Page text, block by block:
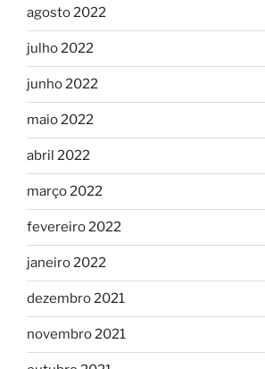
agosto 2022
julho 2022
junho 2022
maio 2022
abril 2022
março 2022
fevereiro 2022
janeiro 2022
dezembro 2021
novembro 2021